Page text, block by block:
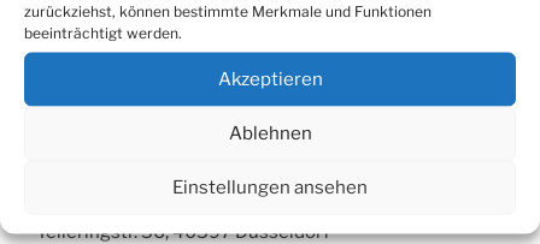
zurückziehst, können bestimmte Merkmale und Funktionen
beeinträchtigt werden.
Akzeptieren
Ablehnen
Einstellungen ansehen
Tanzstudio Düsseldorf
Telleringstr. 56, 40597 Düsseldorf